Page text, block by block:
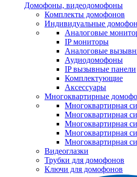
Домофоны, видеодомофоны
Комплекты домофонов
Индивидуальные
Аналоговые
IP мониторы
Аналоговые
Аудиодомофоны
IP вызывные панели
Комплектующие
Аксессуары
Многоквартирные
Многоквартирная
Многоквартирная
Многоквартирная
Многоквартирная
Многоквартирная
Видеоглазки
Трубки для домофонов
Ключи для домофонов